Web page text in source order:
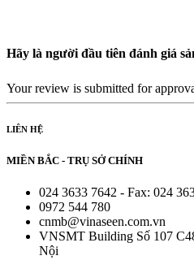
Hãy là người đầu tiên đánh giá
Your review is submitted for
LIÊN HỆ
MIỀN BẮC - TRỤ SỞ CHÍNH
024 3633 7642 - Fax: 024
0972 544 780
cnmb@vinaseen.com.vn
VNSMT Building Số 107
Nội